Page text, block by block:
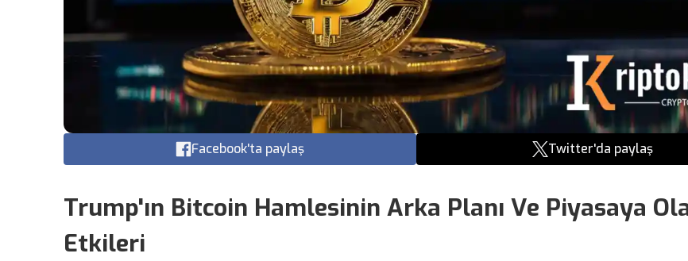
Facebook'ta paylaş Twitter'da paylaş
Trump'ın Bitcoin Hamlesinin Arka Planı Ve Piyasaya
Etkileri